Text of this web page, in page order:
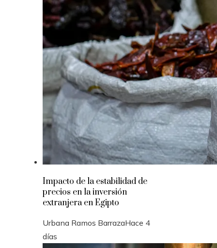
Impacto de la estabilidad de
precios en la inversión
extranjera en Egipto
Urbana Ramos BarrazaHace 4
días